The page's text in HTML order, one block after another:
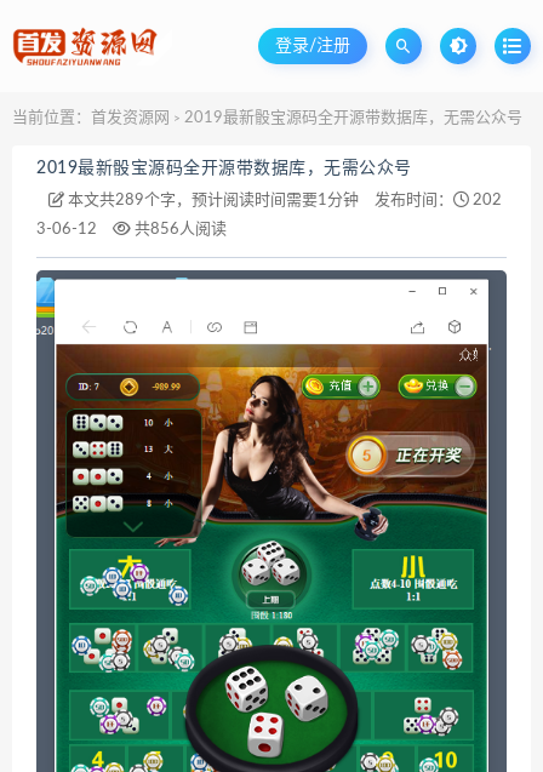
登录/注册
当前位置： 首发资源网 > 2019最新骰宝源码全开源带数据库，无需公众号
2019最新骰宝源码全开源带数据库，无需公众号
本文共289个字，预计阅读时间需要1分钟 发布时间：
202
3-06-12
共856人阅读